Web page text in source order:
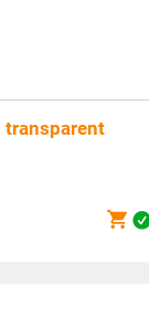
transparent